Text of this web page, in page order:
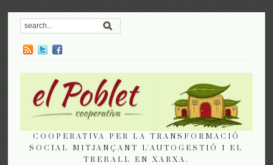
COOPERATIVA PER LA TRANSFORMACIÓ
SOCIAL MITJANÇANT L'AUTOGESTIÓ I EL
TREBALL EN XARXA.